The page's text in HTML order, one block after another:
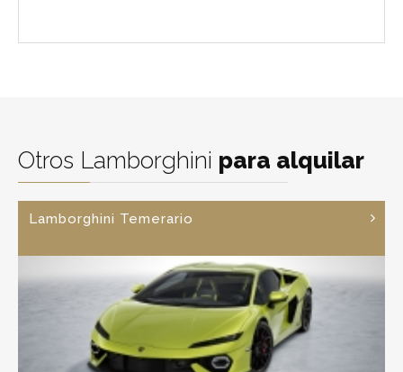
Otros Lamborghini para alquilar
Lamborghini Temerario